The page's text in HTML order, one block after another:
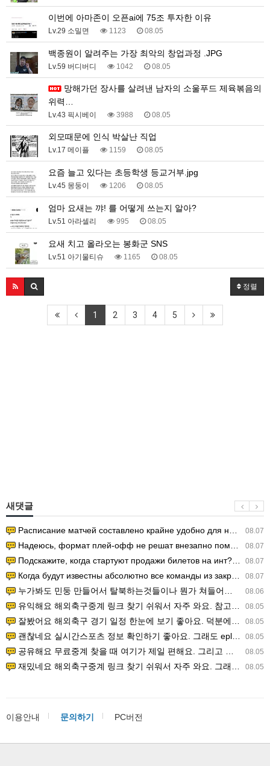
이번에 아마존이 오픈ai에 75조 투자한 이유
Lv.29 소밀면 1123 08.05
백종원이 알려주는 가장 최악의 창업과정 .JPG
Lv.59 버디버디 1042 08.05
위력…
Lv.43 픽시베이 3988 08.05
외모때문에 인식 박살난 직업
Lv.17 메이플 1159 08.05
요즘 늘고 있다는 초등학생 등교거부.jpg
Lv.45 몽둥이 1206 08.05
엄마 요새는 꺄! 를 어떻게 쓰는지 알아?
Lv.51 아라셀리 995 08.05
요새 치고 올라오는 봉화군 SNS
Lv.51 아기물티슈 1165 08.05
정렬
1 2 3 4 5
새댓글
08.07
Расписание матчей составлено крайне удобно для нашего часово…
08.07
Надеюсь, формат плей-офф не решат внезапно поменять. https:/…
08.07
Подскажите, когда стартуют продажи билетов на инт? https://g…
08.07
Когда будут известны абсолютно все команды из закрытых квали…
08.06
누가봐도 민둥 만들어서 탈북하는것들이나 뭔가 쳐들어오는 낌새를 미리 알아차리기 위함이지 저걸 전쟁준비라고 하…
08.05
유익해요 해외축구중계 링크 찾기 쉬워서 자주 와요. 참고로 무료스포츠중계 정보 확인할 때 출처 꼭 체크해요.…
08.05
잘봤어요 해외축구 경기 일정 한눈에 보기 좋아요. 덕분에 epl중계 볼 때 공식 중계 채널 먼저 찾아봐요. …
08.05
괜찮네요 실시간스포츠 정보 확인하기 좋아요. 그래도 epl중계 볼 때 공식 중계 채널 먼저 찾아봐요. 북마크…
08.05
공유해요 무료중계 찾을 때 여기가 제일 편해요. 그리고 무료스포츠중계 정보 확인할 때 출처 꼭 체크해요. 앞…
08.05
재밌네요 해외축구중계 링크 찾기 쉬워서 자주 와요. 그래서 해외축구중계도 정식 서비스로 봐야 안전해요. 다음…
이용안내 문의하기 PC버전